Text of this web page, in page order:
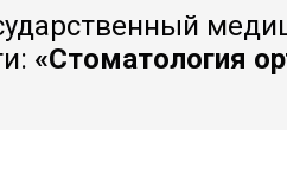
«Стоматология